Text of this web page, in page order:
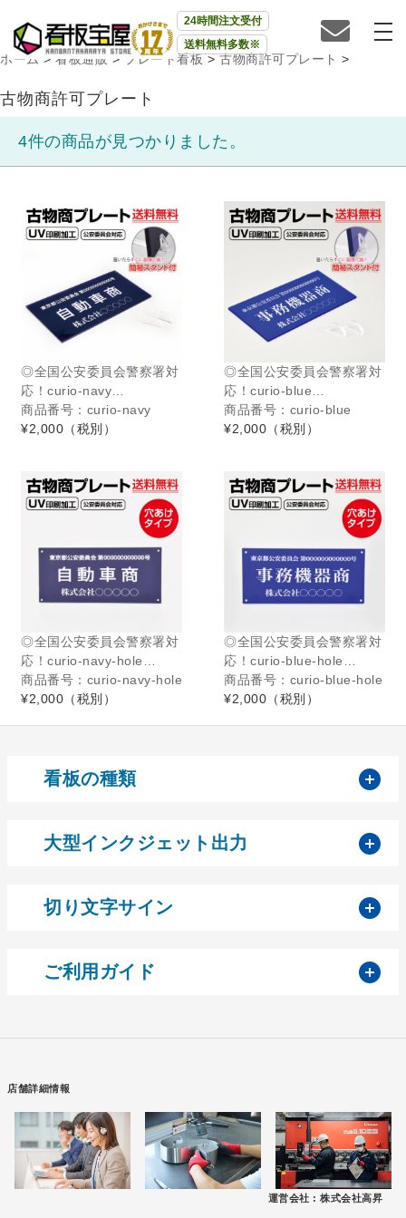
24時間注文受付
送料無料多数※
ホーム >看板通販 >プレート看板>古物商許可プレート >
古物商許可プレート
4件の商品が見つかりました。
◎全国公安委員会警察署対
応！curio-navy…
商品番号：curio-navy
¥2,000 （税別）
◎全国公安委員会警察署対
応！curio-blue…
商品番号：curio-blue
¥2,000 （税別）
◎全国公安委員会警察署対
応！curio-navy-hole…
商品番号：curio-navy-hole
¥2,000 （税別）
◎全国公安委員会警察署対
応！curio-blue-hole…
商品番号：curio-blue-hole
¥2,000 （税別）
看板の種類
大型インクジェット出力
切り文字サイン
ご利用ガイド
店舗詳細情報
運営会社 : 株式会社高昇